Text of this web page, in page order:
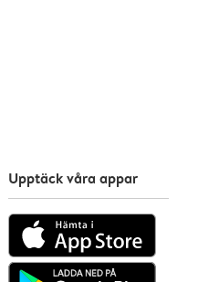
Upptäck våra appar